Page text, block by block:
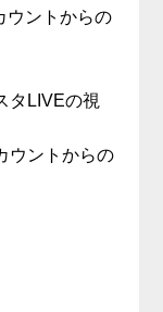
ウントからの
タLIVEの視
ウントからの